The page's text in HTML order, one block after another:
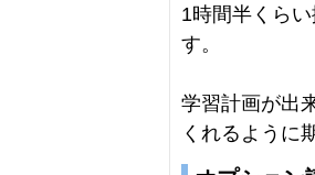
1時間半くら
す。
学習計画が出
くれるように